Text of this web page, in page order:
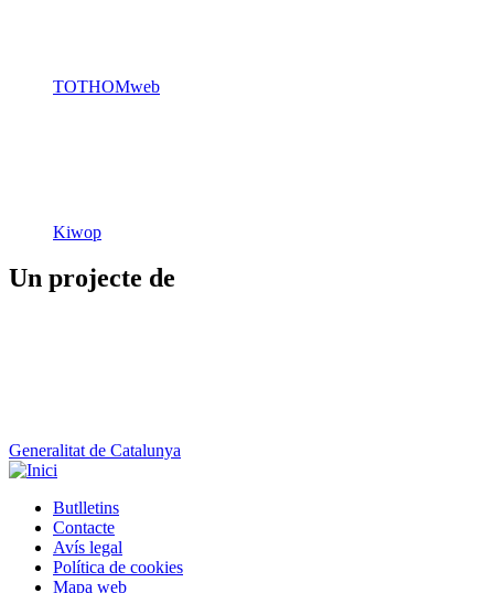
TOTHOMweb
Kiwop
Un projecte de
Generalitat de Catalunya
Peu
Butlletins
Contacte
Avís legal
Política de cookies
Mapa web